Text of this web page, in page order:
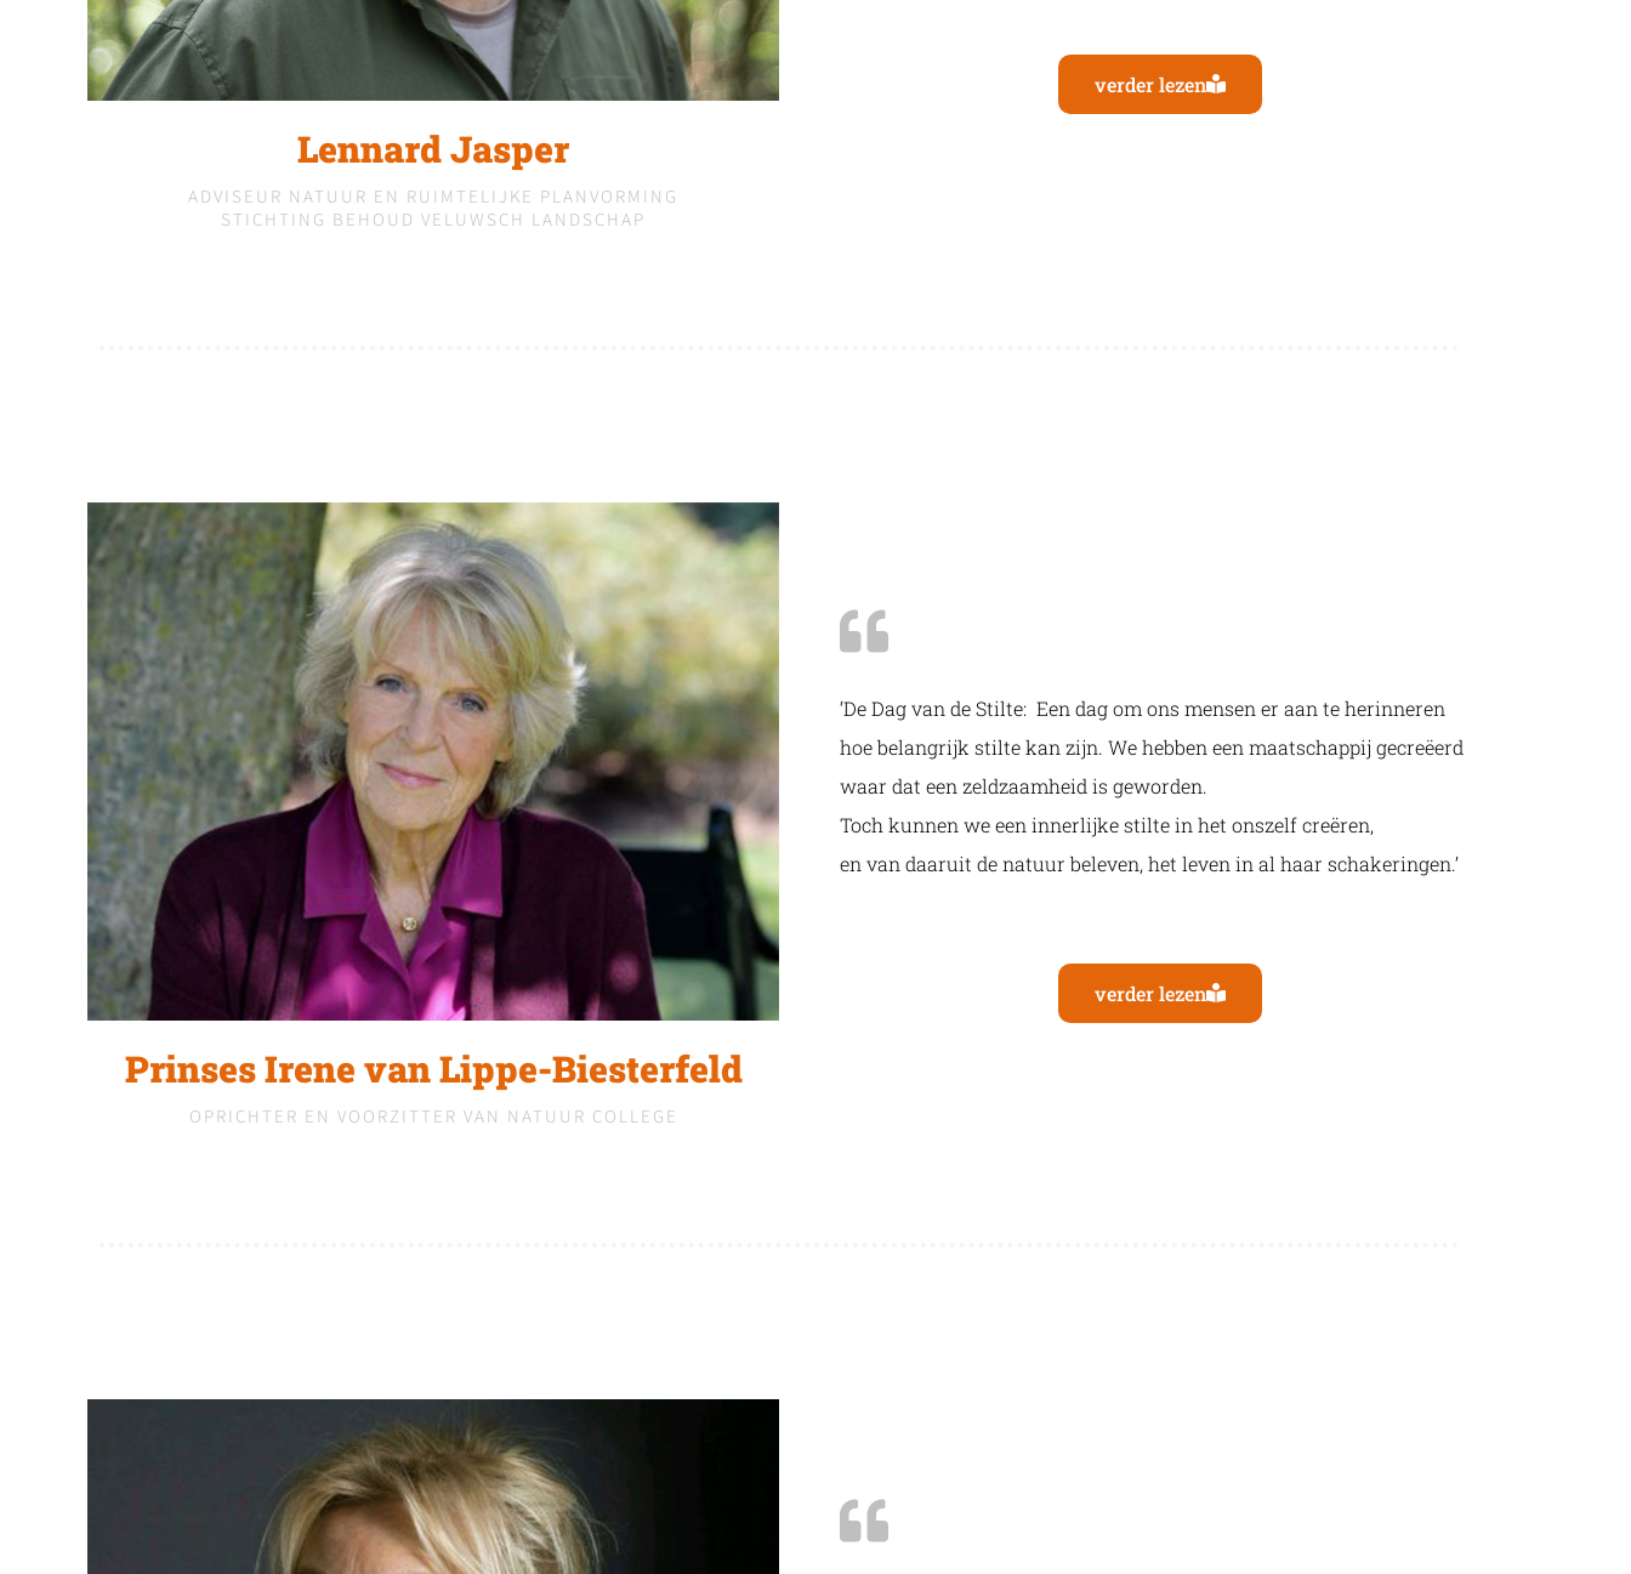
Lennard Jasper
ADVISEUR NATUUR EN RUIMTELIJKE PLANVORMING
STICHTING BEHOUD VELUWSCH LANDSCHAP
verder lezen
Prinses Irene van Lippe-Biesterfeld
OPRICHTER EN VOORZITTER VAN NATUUR COLLEGE
‘De Dag van de Stilte: Een dag om ons mensen er aan te herinneren
hoe belangrijk stilte kan zijn. We hebben een maatschappij gecreëerd
waar dat een zeldzaamheid is geworden.
Toch kunnen we een innerlijke stilte in het onszelf creëren,
en van daaruit de natuur beleven, het leven in al haar schakeringen.’
verder lezen